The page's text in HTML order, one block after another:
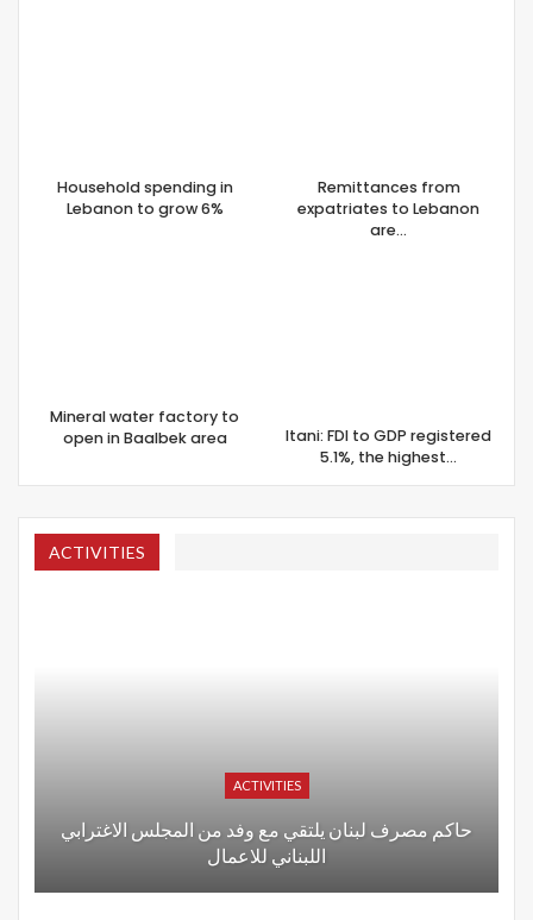
Household spending in
Lebanon to grow 6%
Mineral water factory to
open in Baalbek area
Remittances from
expatriates to Lebanon
are…
Itani: FDI to GDP registered
5.1%, the highest…
ACTIVITIES
ACTIVITIES
حاكم مصرف لبنان يلتقي مع وفد من المجلس الاغترابي
اللبناني للاعمال